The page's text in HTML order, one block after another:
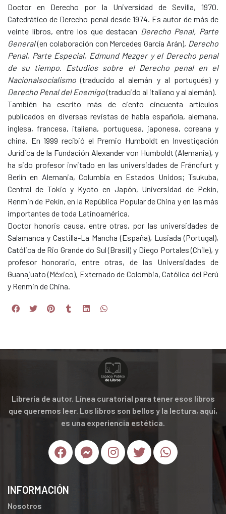
Doctor en Derecho por la Universidad de Sevilla, 1970.
Catedrático de Derecho penal desde 1974. Es autor de más de
veinte libros, entre los que destacan Derecho Penal, Parte
General(en colaboración con Mercedes García Arán), Derecho
Penal, Parte Especial, Edmund Mezger y el Derecho penal
de su tiempo. Estudios sobre el Derecho penal en el
Nacionalsocialismo (traducido al alemán y al portugués) y
Derecho Penal del Enemigo(traducido al italiano y al alemán).
También ha escrito más de ciento cincuenta artículos
publicados en diversas revistas de habla española, alemana,
inglesa, francesa, italiana, portuguesa, japonesa, coreana y
china. En 1999 recibió el Premio Humboldt en Investigación
Jurídica de la Fundación Alexander von Humboldt (Alemania), y
ha sido profesor invitado en las universidades de Fráncfurt y
Berlín en Alemania, Columbia en Estados Unidos; Tsukuba,
Central de Tokio y Kyoto en Japón, Universidad de Pekín,
Renmin de Pekín, en la República Popular de China y en las más
importantes de toda Latinoamérica.
Doctor honoris causa, entre otras, por las universidades de
Salamanca y Castilla-La Mancha (España), Lusiada (Portugal),
Católica de Rio Grande do Sul (Brasil) y Diego Portales (Chile), y
profesor honorario, entre otras, de las Universidades de
Guanajuato (México), Externado de Colombia, Católica del Perú
y Renmin de China.
Librería de autor. Línea curatorial para tener esos libros
que queremos leer. Los libros son bellos y la lectura, aquí,
es una experiencia estética.
INFORMACIÓN
Nosotros